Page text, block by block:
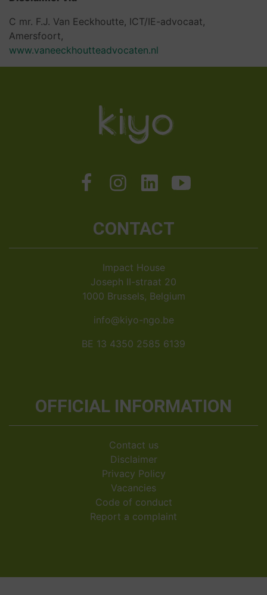
C mr. F.J. Van Eeckhoutte, ICT/IE-advocaat,
Amersfoort,
www.vaneeckhoutteadvocaten.nl
CONTACT
Impact House
Joseph II-straat 20
1000 Brussels, Belgium
info@kiyo-ngo.be
BE 13 4350 2585 6139
OFFICIAL INFORMATION
Contact us
Disclaimer
Privacy Policy
Vacancies
Code of conduct
Report a complaint